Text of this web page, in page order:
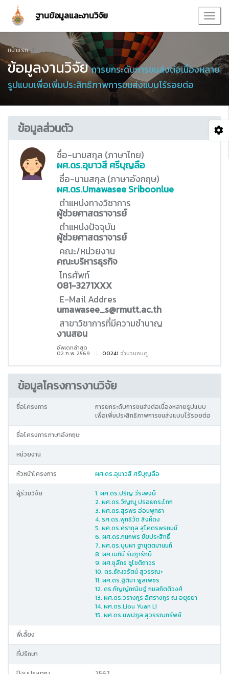
ฐานข้อมูลและงานวิจัย
หน้าแรก
ข้อมูลงานวิจัยการยกระดับการขนส่งต่อเนื่องหลาย
รูปแบบเพื่อเพิ่มประสิทธิภาพการขนส่งแบบไร้รอยต่อ
ข้อมูลส่วนตัว
ชื่อ-นามสกุล (ภาษาไทย)
ผศ.ดร.อุมาวสี ศรีบุญลือ
ชื่อ-นามสกุล (ภาษาอังกฤษ)
ผศ.ดร.Umawasee Sriboonlue
ตำแหน่งทางวิชาการ
ผู้ช่วยศาสตราจารย์
ตำแหน่งปัจจุบัน
ผู้ช่วยศาสตราจารย์
คณะ/หน่วยงาน
คณะบริหารธุรกิจ
โทรศัพท์
081-3271XXX
E-Mail Addres
umawasee_s@rmutt.ac.th
สาขาวิชาการที่มีความชำนาญ
งานสอน
อัพเดทล่าสุด
02 ก.พ. 2569 00241 จำนวนคนดู
ข้อมูลโครงการงานวิจัย
ชื่อโครงการ
การยกระดับการขนส่งต่อเนื่องหลายรูปแบบ
เพื่อเพิ่มประสิทธิภาพการขนส่งแบบไร้รอยต่อ
ชื่อโครงการภาษาอังกฤษ
หน่วยงาน
หัวหน้าโครงการ ผศ.ดร.อุมาวสี ศรีบุญลือ
ผู้ร่วมวิจัย
1. ผศ.ดร.ปริญ วีระพงษ์
2. ผศ.ดร.วิญญู ปรอยกระโทก
3. ผศ.ดร.สุรพร อ่อนพุทธา
4. รศ.ดร.พุทธิวัต สิงห์ดง
5. ผศ.ดร.ศรากุล สุโคตรพรหมมี
6. ผศ.ดร.กนกพร ชัยประสิทธิ์
7. ผศ.ดร.บุบผา ฐานุตตมานนท์
8. ผศ.เมทินี รัษฎารักษ์
9. ผศ.ชุลีกร ชูโชติถาวร
10. ดร.ธัญวรัตน์ สุวรรณะ
11. ผศ.ดร.ฐิติมา พูลเพชร
12. ดร.กัญญ์กณิษฐ์ กมลกิตติวงศ์
13. ผศ.ดร.วรางกูร อิศรางกูร ณ อยุธยา
14. ผศ.ดร.Liou Yuan Li
15. ผศ.ดร.นพปฎล สุวรรณทรัพย์
พี่เลี้ยง
ที่ปรึกษา